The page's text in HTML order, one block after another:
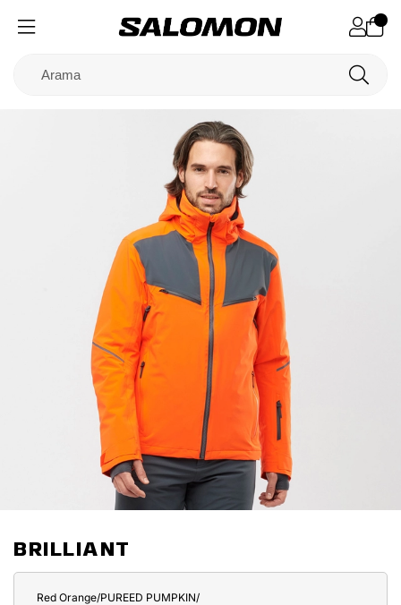
BRILLIANT
Red Orange/PUREED PUMPKIN/